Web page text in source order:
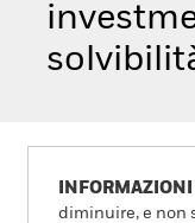
diminuire, e non